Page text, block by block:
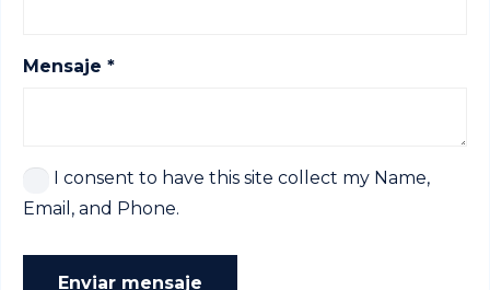
Mensaje *
I consent to have this site collect my Name,
Email, and Phone.
Enviar mensaje